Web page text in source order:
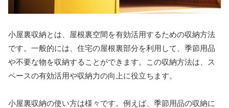
小屋裏収納とは、屋根裏空間を有効活用するための収納方法
です。一般的には、住宅の屋根裏部分を利用して、季節用品
や不要な物を収納することができます。この収納方法は、ス
ペースの有効活用や収納力の向上に役立ちます。
小屋裏収納の使い方は様々です。例えば、季節用品の収納に